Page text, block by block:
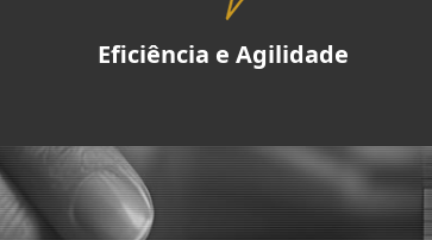
Eficiência e Agilidade